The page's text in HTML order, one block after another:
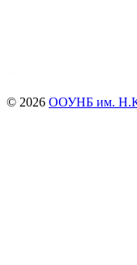
© 2026 ООУНБ им.